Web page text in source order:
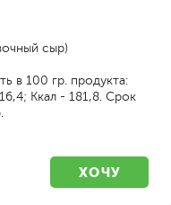
сыр)
в 100 гр. продукта:
Ккал - 181,8. Срок
ХОЧУ